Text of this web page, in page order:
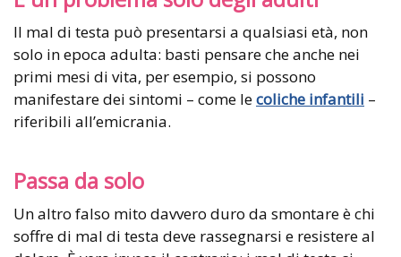
Il mal di testa può presentarsi a qualsiasi età, non
solo in epoca adulta: basti pensare che anche nei
primi mesi di vita, per esempio, si possono
manifestare dei sintomi – come lecoliche infantili –
riferibili all’emicrania.
Passa da solo
Un altro falso mito davvero duro da smontare è chi
soffre di mal di testa deve rassegnarsi e resistere al